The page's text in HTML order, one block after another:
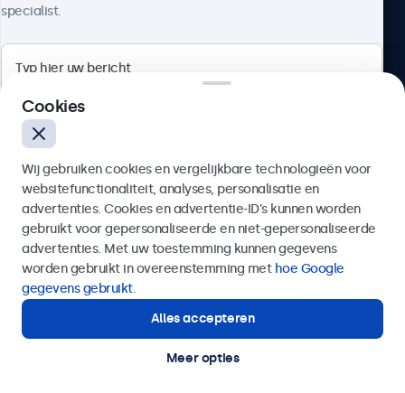
4.8/5 door 5000+ bedrijven
Nederlands
© 2026 Beetronics
specialist.
Verzenden
Of bel ons op
Hulp of advies nodig?
Direct contact met een specialist.
Cookies
Wij gebruiken cookies en vergelijkbare technologieën voor
websitefunctionaliteit, analyses, personalisatie en
advertenties. Cookies en advertentie-ID’s kunnen worden
gebruikt voor gepersonaliseerde en niet-gepersonaliseerde
advertenties. Met uw toestemming kunnen gegevens
worden gebruikt in overeenstemming met hoe Google
gegevens gebruikt.
Alles accepteren
Meer opties